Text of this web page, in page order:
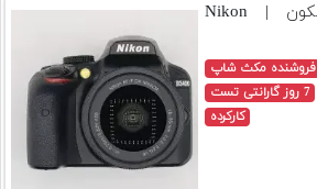
دوربین حرفه ای نیکون | Nikon
فروشنده مکث شاپ
7 روز گارانتی تست
کارکرده